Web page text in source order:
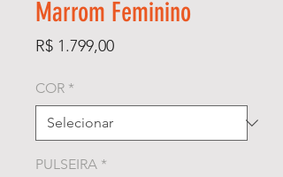
Marrom Feminino
R$ 1.799,00Preço
COR *
PULSEIRA *